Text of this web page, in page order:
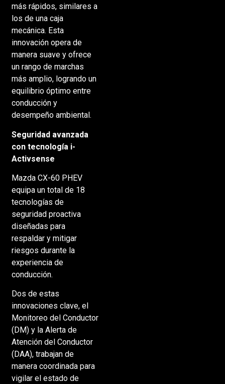
más rápidos, similares a
los de una caja
mecánica. Esta
innovación opera de
manera suave y ofrece
un rango de marchas
más amplio, logrando un
equilibrio óptimo entre
conducción y
desempeño ambiental.
Seguridad avanzada
con tecnología i-
Activsense
Mazda CX-60 PHEV
equipa un total de 18
tecnologías de
seguridad proactiva
diseñadas para
respaldar y mitigar
riesgos durante la
experiencia de
conducción.
Dos de estas
innovaciones clave, el
Monitoreo del Conductor
(DM) y la Alerta de
Atención del Conductor
(DAA), trabajan de
manera coordinada para
vigilar el estado de